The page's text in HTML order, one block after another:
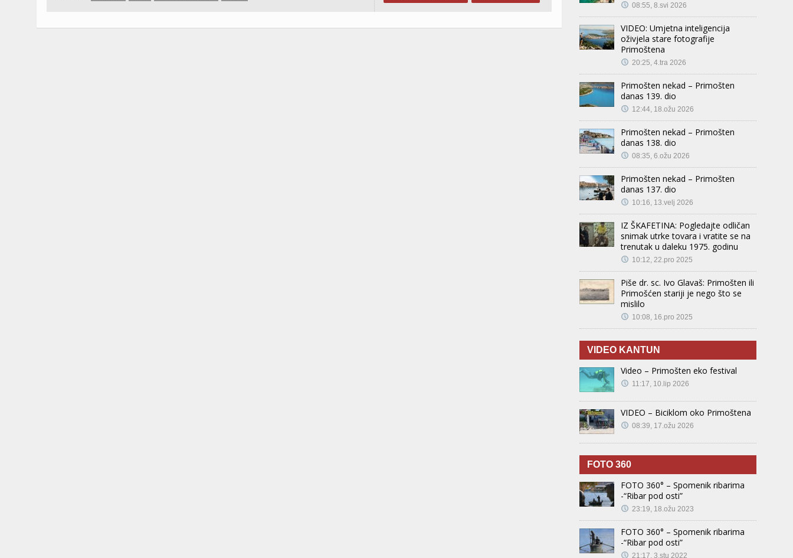
08:55, 8.svi 2026
VIDEO: Umjetna inteligencija
oživjela stare fotografije
Primoštena
20:25, 4.tra 2026
Primošten nekad – Primošten
danas 139. dio
12:44, 18.ožu 2026
Primošten nekad – Primošten
danas 138. dio
08:35, 6.ožu 2026
Primošten nekad – Primošten
danas 137. dio
10:16, 13.velj 2026
IZ ŠKAFETINA: Pogledajte odličan
snimak utrke tovara i vratite se na
trenutak u daleku 1975. godinu
10:12, 22.pro 2025
Piše dr. sc. Ivo Glavaš: Primošten ili
Primošćen stariji je nego što se
mislilo
10:08, 16.pro 2025
VIDEO KANTUN
Video – Primošten eko festival
11:17, 10.lip 2026
VIDEO – Biciklom oko Primoštena
08:39, 17.ožu 2026
FOTO 360
FOTO 360° – Spomenik ribarima
-“Ribar pod osti”
23:19, 18.ožu 2023
FOTO 360° – Spomenik ribarima
-“Ribar pod osti”
21:17, 3.stu 2022